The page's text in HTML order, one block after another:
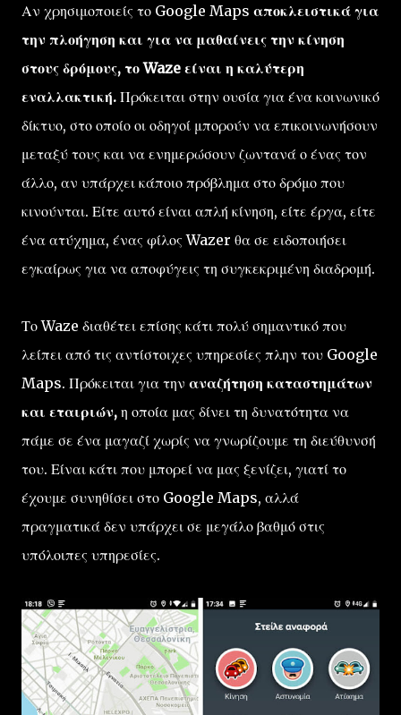
Αν χρησιμοποιείς το Google Maps αποκλειστικά για
την πλοήγηση και για να μαθαίνεις την κίνηση
στους δρόμους, το Waze είναι η καλύτερη
εναλλακτική. Πρόκειται στην ουσία για ένα κοινωνικό
δίκτυο, στο οποίο οι οδηγοί μπορούν να επικοινωνήσουν
μεταξύ τους και να ενημερώσουν ζωντανά ο ένας τον
άλλο, αν υπάρχει κάποιο πρόβλημα στο δρόμο που
κινούνται. Είτε αυτό είναι απλή κίνηση, είτε έργα, είτε
ένα ατύχημα, ένας φίλος Wazer θα σε ειδοποιήσει
εγκαίρως για να αποφύγεις τη συγκεκριμένη διαδρομή.
Το Waze διαθέτει επίσης κάτι πολύ σημαντικό που
λείπει από τις αντίστοιχες υπηρεσίες πλην του Google
Maps. Πρόκειται για την αναζήτηση καταστημάτων
και εταιριών, η οποία μας δίνει τη δυνατότητα να
πάμε σε ένα μαγαζί χωρίς να γνωρίζουμε τη διεύθυνσή
του. Είναι κάτι που μπορεί να μας ξενίζει, γιατί το
έχουμε συνηθίσει στο Google Maps, αλλά
πραγματικά δεν υπάρχει σε μεγάλο βαθμό στις
υπόλοιπες υπηρεσίες.